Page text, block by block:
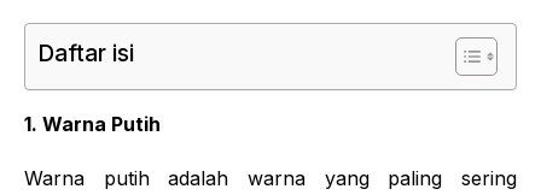
Daftar isi
1. Warna Putih
Warna putih adalah warna yang paling sering